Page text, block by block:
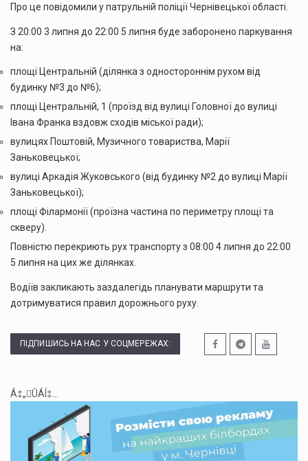
Про це повідомили у патрульній поліції Чернівецької області.
З 20:00 3 липня до 22:00 5 липня буде заборонено паркування
на:
площі Центральній (ділянка з одностороннім рухом від
будинку №3 до №6);
площі Центральній, 1 (проїзд від вулиці Головної до вулиці
Івана Франка вздовж сходів міської ради);
вулицях Поштовій, Музичного товариства, Марії
Заньковецької;
вулиці Аркадія Жуковського (від будинку №2 до вулиці Марії
Заньковецької);
площі Філармонії (проїзна частина по периметру площі та
скверу).
Повністю перекриють рух транспорту з 08:00 4 липня до 22:00
5 липня на цих же ділянках.
Водіїв закликають заздалегідь планувати маршрути та
дотримуватися правил дорожнього руху.
ПІДПИШИСЬ НА НАС У СОЦМЕРЕЖАХ:
Á‡„ÛÁÍ‡...